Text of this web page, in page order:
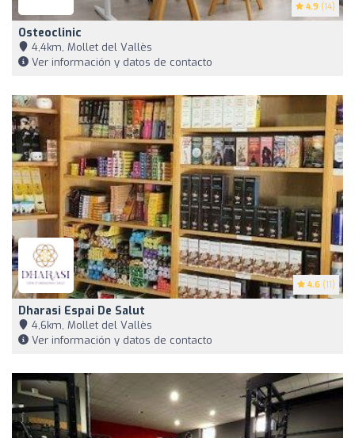
4.9 (14)
Osteoclinic
4,4km, Mollet del Vallès
Ver información y datos de contacto
4.6 (11)
Dharasi Espai De Salut
4,6km, Mollet del Vallès
Ver información y datos de contacto